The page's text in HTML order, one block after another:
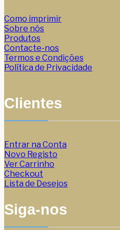
Como imprimir
Sobre nós
Produtos
Contacte-nos
Termos e Condições
Política de Privacidade
Clientes
Entrar na Conta
Novo Registo
Ver Carrinho
Checkout
Lista de Desejos
Siga-nos